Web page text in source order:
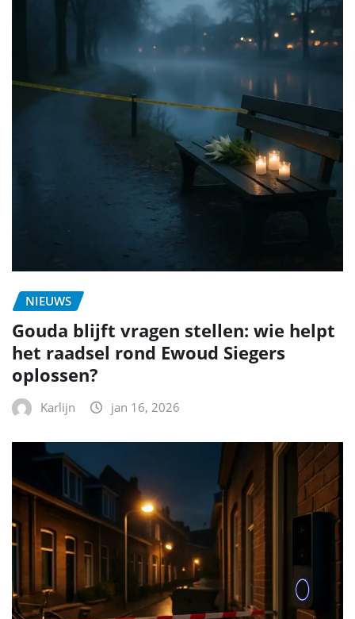
NIEUWS
Gouda blijft vragen stellen: wie helpt
het raadsel rond Ewoud Siegers
oplossen?
Karlijn jan 16, 2026